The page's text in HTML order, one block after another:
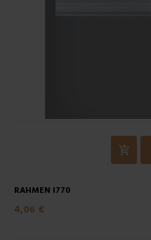
RAHMEN I770
4,06 €